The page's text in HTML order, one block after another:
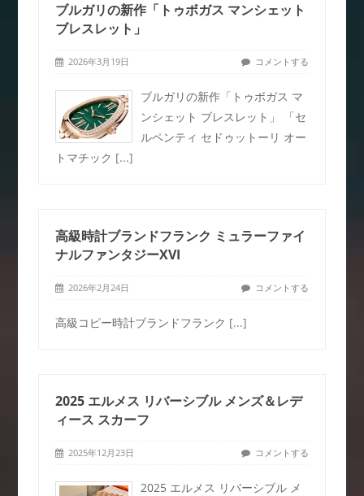
ブルガリの新作「トゥボガス マンシェット
ブレスレット」
2026年3月19日 コメントする
ブルガリの新作「トゥボガス マ
ンシェット ブレスレット」 「セ
ルペンティ セドゥットーリ オー
トマチック [...]
高級時計ブランドフランク ミュラーファイ
ナルファンタジーXVI
2026年2月24日 コメントする
高級コピー時計ブランドフランク [...]
2025 エルメス リバーシブル メンズ＆レデ
ィース スカーフ
2025年12月23日 コメントする
2025 エルメス リバーシブル メ